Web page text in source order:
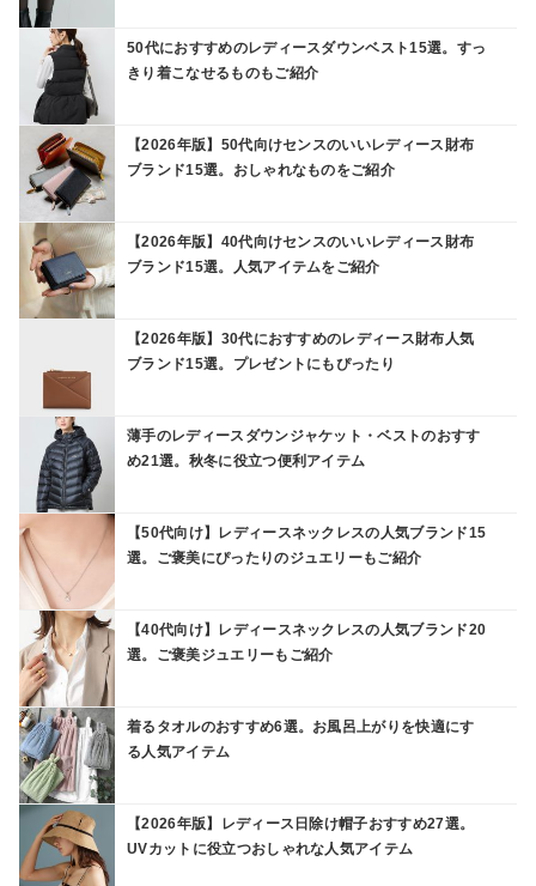
50代におすすめのレディースダウンベスト15選。すっ
きり着こなせるものもご紹介
【2026年版】50代向けセンスのいいレディース財布
ブランド15選。おしゃれなものをご紹介
【2026年版】40代向けセンスのいいレディース財布
ブランド15選。人気アイテムをご紹介
【2026年版】30代におすすめのレディース財布人気
ブランド15選。プレゼントにもぴったり
薄手のレディースダウンジャケット・ベストのおすす
め21選。秋冬に役立つ便利アイテム
【50代向け】レディースネックレスの人気ブランド15
選。ご褒美にぴったりのジュエリーもご紹介
【40代向け】レディースネックレスの人気ブランド20
選。ご褒美ジュエリーもご紹介
着るタオルのおすすめ6選。お風呂上がりを快適にす
る人気アイテム
【2026年版】レディース日除け帽子おすすめ27選。
UVカットに役立つおしゃれな人気アイテム